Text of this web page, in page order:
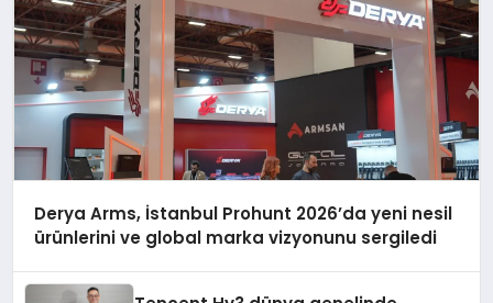
Derya Arms, İstanbul Prohunt 2026’da yeni nesil
ürünlerini ve global marka vizyonunu sergiledi